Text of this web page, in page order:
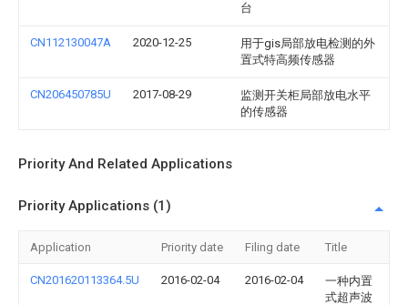
台
CN112130047A 2020-12-25
用于gis局部放电检测的外
置式特高频传感器
CN206450785U 2017-08-29
监测开关柜局部放电水平
的传感器
Priority And Related Applications
Priority Applications (1)
Application Priority date Filing date Title
CN201620113364.5U 2016-02-04 2016-02-04
一种内置
式超声波